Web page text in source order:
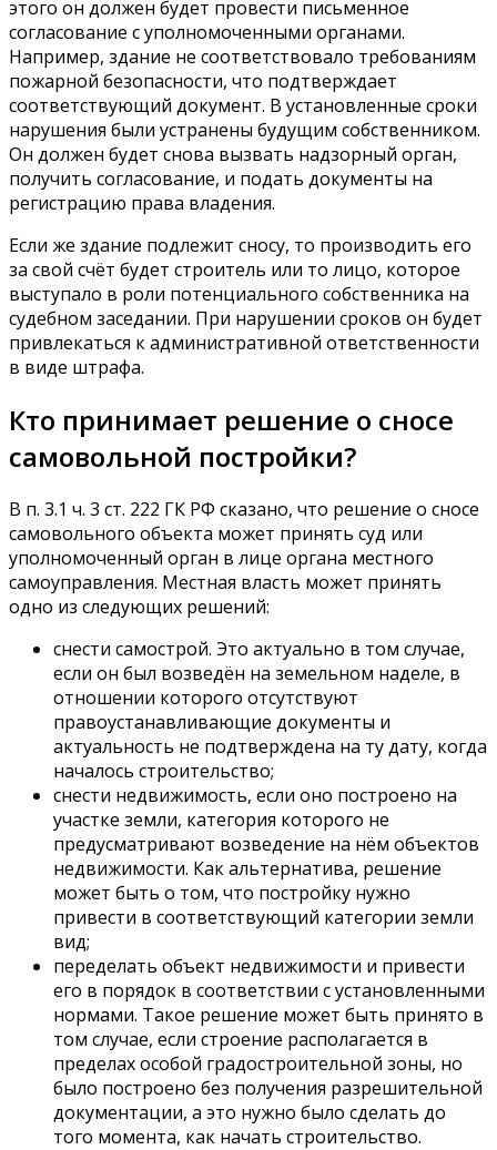
этого он должен будет провести письменное
согласование с уполномоченными органами.
Например, здание не соответствовало требованиям
пожарной безопасности, что подтверждает
соответствующий документ. В установленные сроки
нарушения были устранены будущим собственником.
Он должен будет снова вызвать надзорный орган,
получить согласование, и подать документы на
регистрацию права владения.
Если же здание подлежит сносу, то производить его
за свой счёт будет строитель или то лицо, которое
выступало в роли потенциального собственника на
судебном заседании. При нарушении сроков он будет
привлекаться к административной ответственности
в виде штрафа.
Кто принимает решение о сносе
самовольной постройки?
В п. 3.1 ч. 3 ст. 222 ГК РФ сказано, что решение о сносе
самовольного объекта может принять суд или
уполномоченный орган в лице органа местного
самоуправления. Местная власть может принять
одно из следующих решений:
снести самострой. Это актуально в том случае,
если он был возведён на земельном наделе, в
отношении которого отсутствуют
правоустанавливающие документы и
актуальность не подтверждена на ту дату, когда
началось строительство;
снести недвижимость, если оно построено на
участке земли, категория которого не
предусматривают возведение на нём объектов
недвижимости. Как альтернатива, решение
может быть о том, что постройку нужно
привести в соответствующий категории земли
вид;
переделать объект недвижимости и привести
его в порядок в соответствии с установленными
нормами. Такое решение может быть принято в
том случае, если строение располагается в
пределах особой градостроительной зоны, но
было построено без получения разрешительной
документации, а это нужно было сделать до
того момента, как начать строительство.